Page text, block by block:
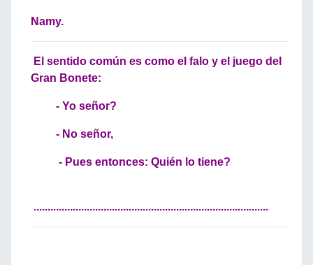
Namy.
El sentido común es como el falo y el juego del
Gran Bonete:
- Yo señor?
- No señor,
- Pues entonces: Quién lo tiene?
....................................................................................